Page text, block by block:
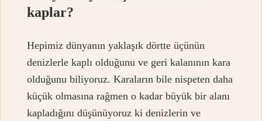
kaplar?
Hepimiz dünyanın yaklaşık dörtte üçünün
denizlerle kaplı olduğunu ve geri kalanının kara
olduğunu biliyoruz. Karaların bile nispeten daha
küçük olmasına rağmen o kadar büyük bir alanı
kapladığını düşünüyoruz ki denizlerin ve